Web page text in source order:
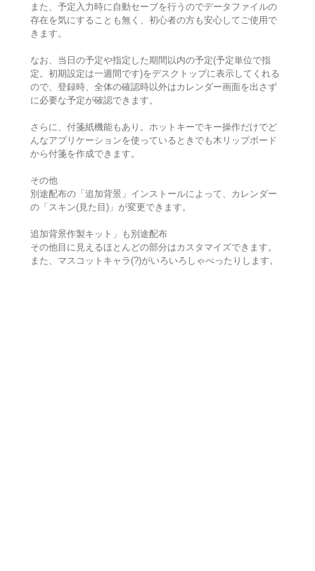
また、予定入力時に自動セーブを行うのでデータファイルの
存在を気にすることも無く、初心者の方も安心してご使用で
きます。
なお、当日の予定や指定した期間以内の予定(予定単位で指
定。初期設定は一週間です)をデスクトップに表示してくれる
ので、登録時、全体の確認時以外はカレンダー画面を出さず
に必要な予定が確認できます。
さらに、付箋紙機能もあり。ホットキーでキー操作だけでど
んなアプリケーションを使っているときでも木リップボード
から付箋を作成できます。
その他
別途配布の「追加背景」インストールによって、カレンダー
の「スキン(見た目)」が変更できます。
追加背景作製キット」も別途配布
その他目に見えるほとんどの部分はカスタマイズできます。
また、マスコットキャラ(?)がいろいろしゃべったりします。